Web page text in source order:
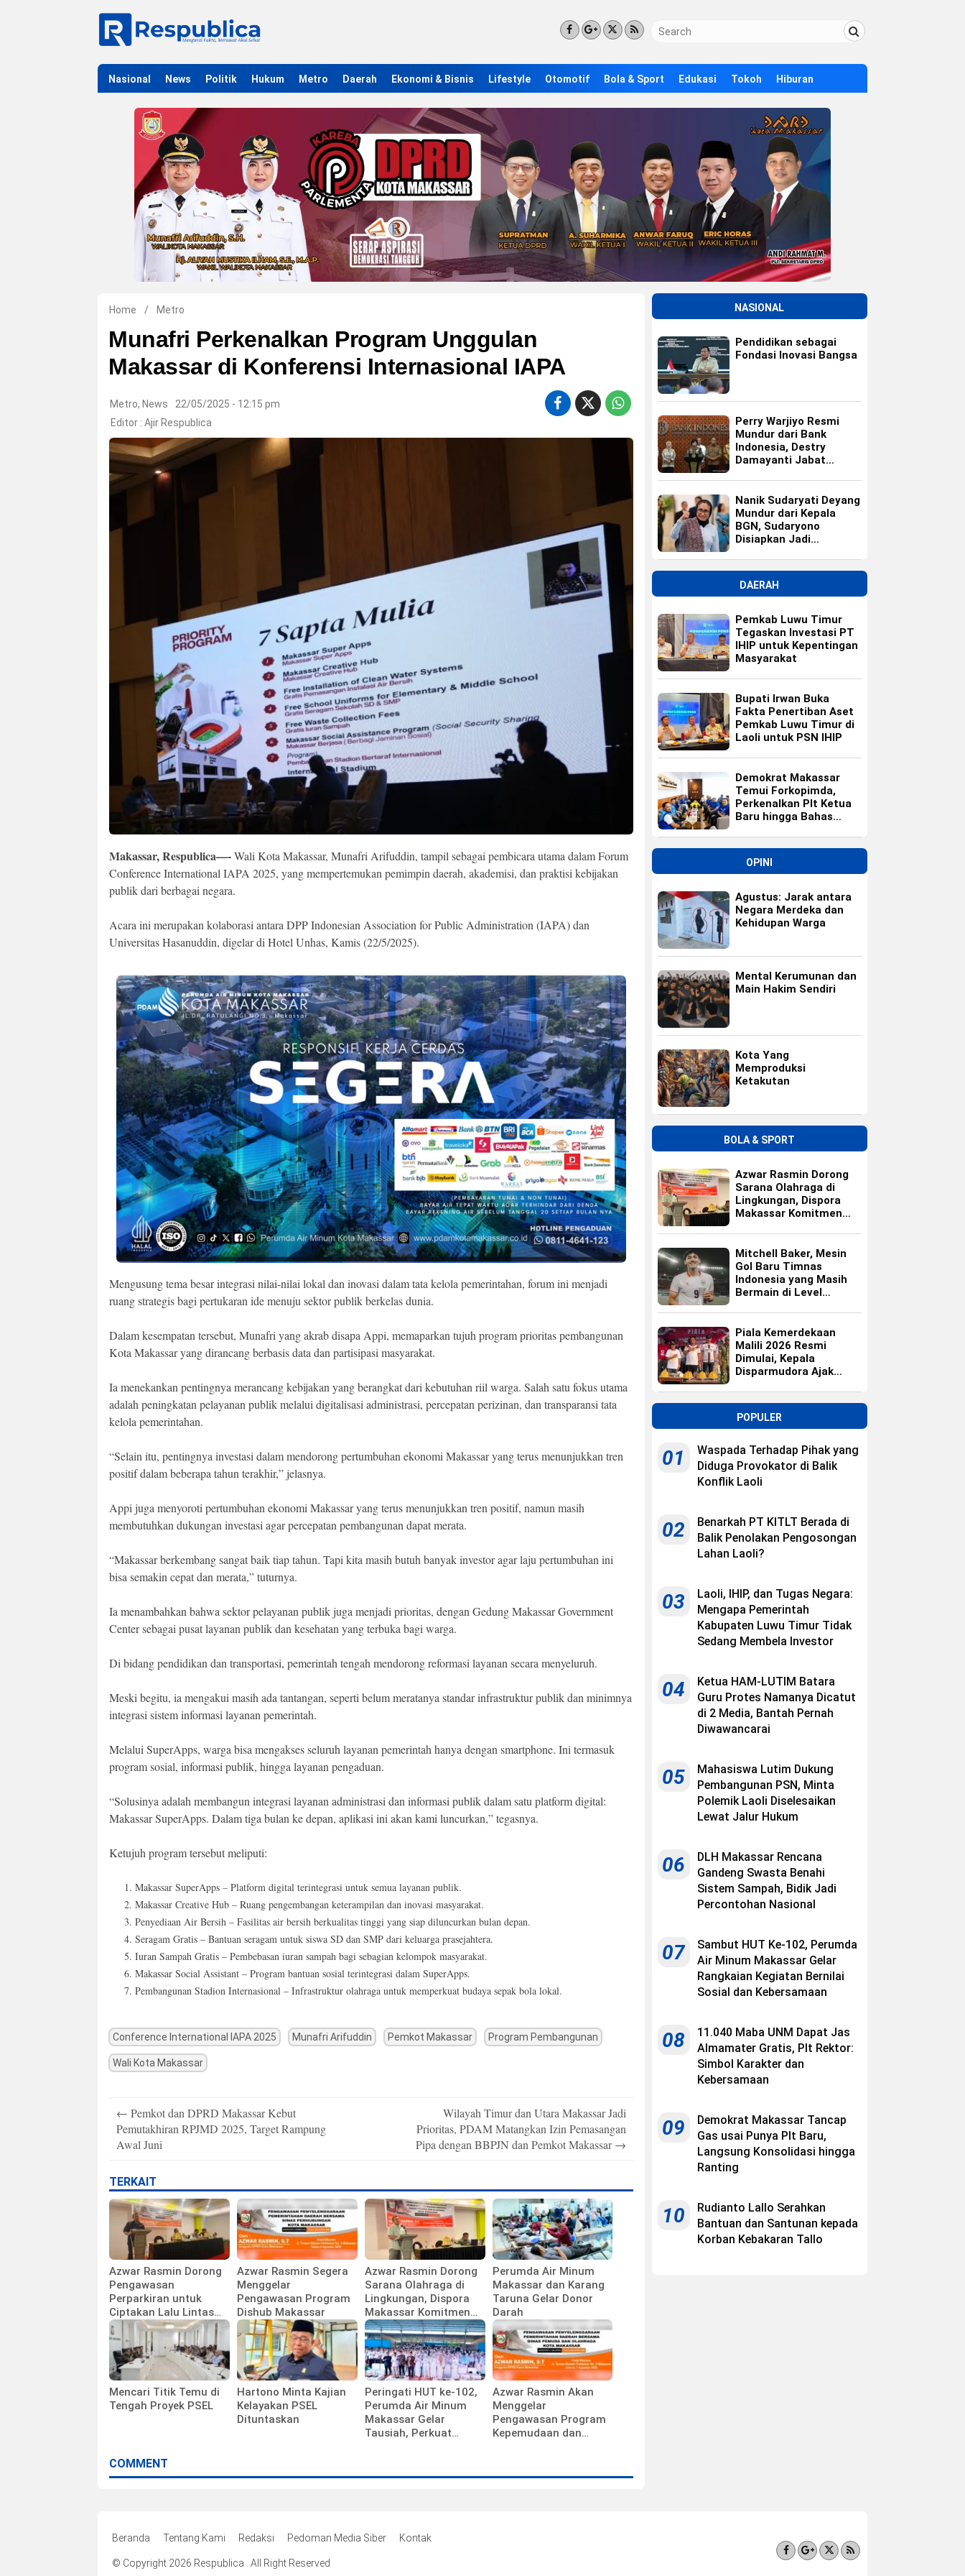
Nasional News Politik Hukum Metro Daerah Ekonomi & Bisnis Lifestyle Otomotif Bola & Sport Edukasi Tokoh Hiburan
Home / Metro
Munafri Perkenalkan Program Unggulan
Makassar di Konferensi Internasional IAPA
Metro, News
22/05/2025 - 12:15 pm
Editor : Ajir Respublica
Makassar, Respublica—-Wali Kota Makassar, Munafri Arifuddin, tampil sebagai pembicara utama dalam Forum
Conference International IAPA 2025, yang mempertemukan pemimpin daerah, akademisi, dan praktisi kebijakan
publik dari berbagai negara.
Acara ini merupakan kolaborasi antara DPP Indonesian Association for Public Administration (IAPA) dan
Universitas Hasanuddin, digelar di Hotel Unhas, Kamis (22/5/2025).
Mengusung tema besar integrasi nilai-nilai lokal dan inovasi dalam tata kelola pemerintahan, forum ini menjadi
ruang strategis bagi pertukaran ide menuju sektor publik berkelas dunia.
Dalam kesempatan tersebut, Munafri yang akrab disapa Appi, memaparkan tujuh program prioritas pembangunan
Kota Makassar yang dirancang berbasis data dan partisipasi masyarakat.
Ia menekankan pentingnya merancang kebijakan yang berangkat dari kebutuhan riil warga. Salah satu fokus utama
adalah peningkatan pelayanan publik melalui digitalisasi administrasi, percepatan perizinan, dan transparansi tata
kelola pemerintahan.
“Selain itu, pentingnya investasi dalam mendorong pertumbuhan ekonomi Makassar yang terus menunjukkan tren
positif dalam beberapa tahun terakhir,” jelasnya.
Appi juga menyoroti pertumbuhan ekonomi Makassar yang terus menunjukkan tren positif, namun masih
membutuhkan dukungan investasi agar percepatan pembangunan dapat merata.
“Makassar berkembang sangat baik tiap tahun. Tapi kita masih butuh banyak investor agar laju pertumbuhan ini
bisa semakin cepat dan merata,” tuturnya.
Ia menambahkan bahwa sektor pelayanan publik juga menjadi prioritas, dengan Gedung Makassar Government
Center sebagai pusat layanan publik dan kesehatan yang terbuka bagi warga.
Di bidang pendidikan dan transportasi, pemerintah tengah mendorong reformasi layanan secara menyeluruh.
Meski begitu, ia mengakui masih ada tantangan, seperti belum meratanya standar infrastruktur publik dan minimnya
integrasi sistem informasi layanan pemerintah.
Melalui SuperApps, warga bisa mengakses seluruh layanan pemerintah hanya dengan smartphone. Ini termasuk
program sosial, informasi publik, hingga layanan pengaduan.
“Solusinya adalah membangun integrasi layanan administrasi dan informasi publik dalam satu platform digital:
Makassar SuperApps. Dalam tiga bulan ke depan, aplikasi ini akan kami luncurkan,” tegasnya.
Ketujuh program tersebut meliputi:
Makassar SuperApps – Platform digital terintegrasi untuk semua layanan publik.
Makassar Creative Hub – Ruang pengembangan keterampilan dan inovasi masyarakat.
Penyediaan Air Bersih – Fasilitas air bersih berkualitas tinggi yang siap diluncurkan bulan depan.
Seragam Gratis – Bantuan seragam untuk siswa SD dan SMP dari keluarga prasejahtera.
Iuran Sampah Gratis – Pembebasan iuran sampah bagi sebagian kelompok masyarakat.
Makassar Social Assistant – Program bantuan sosial terintegrasi dalam SuperApps.
Pembangunan Stadion Internasional – Infrastruktur olahraga untuk memperkuat budaya sepak bola lokal.
Conference International IAPA 2025 Munafri Arifuddin Pemkot Makassar Program Pembangunan
Wali Kota Makassar
navigation
← Pemkot dan DPRD Makassar Kebut
Pemutakhiran RPJMD 2025, Target Rampung
Awal Juni
Wilayah Timur dan Utara Makassar Jadi
Prioritas, PDAM Matangkan Izin Pemasangan
Pipa dengan BBPJN dan Pemkot Makassar→
TERKAIT
Azwar Rasmin Dorong
Pengawasan
Perparkiran untuk
Ciptakan Lalu Lintas
Tertib
Azwar Rasmin Segera
Menggelar
Pengawasan Program
Dishub Makassar
Azwar Rasmin Dorong
Sarana Olahraga di
Lingkungan, Dispora
Makassar Komitmen
Bangun Fasilitas
Perumda Air Minum
Makassar dan Karang
Taruna Gelar Donor
Darah
Mencari Titik Temu di
Tengah Proyek PSEL
Hartono Minta Kajian
Kelayakan PSEL
Dituntaskan
Peringati HUT ke-102,
Perumda Air Minum
Makassar Gelar
Tausiah, Perkuat
Azwar Rasmin Akan
Menggelar
Pengawasan Program
Kepemudaan dan
COMMENT
NASIONAL
Pendidikan sebagai
Fondasi Inovasi Bangsa
Perry Warjiyo Resmi
Mundur dari Bank
Indonesia, Destry
Damayanti Jabat
Nanik Sudaryati Deyang
Mundur dari Kepala
BGN, Sudaryono
Disiapkan Jadi
DAERAH
Pemkab Luwu Timur
Tegaskan Investasi PT
IHIP untuk Kepentingan
Masyarakat
Bupati Irwan Buka
Fakta Penertiban Aset
Pemkab Luwu Timur di
Laoli untuk PSN IHIP
Demokrat Makassar
Temui Forkopimda,
Perkenalkan Plt Ketua
Baru hingga Bahas
OPINI
Agustus: Jarak antara
Negara Merdeka dan
Kehidupan Warga
Mental Kerumunan dan
Main Hakim Sendiri
Kota Yang
Memproduksi
Ketakutan
BOLA & SPORT
Azwar Rasmin Dorong
Sarana Olahraga di
Lingkungan, Dispora
Makassar Komitmen
Mitchell Baker, Mesin
Gol Baru Timnas
Indonesia yang Masih
Bermain di Level
Piala Kemerdekaan
Malili 2026 Resmi
Dimulai, Kepala
Disparmudora Ajak
POPULER
01
Waspada Terhadap Pihak yang
Diduga Provokator di Balik
Konflik Laoli
02
Benarkah PT KITLT Berada di
Balik Penolakan Pengosongan
Lahan Laoli?
03
Laoli, IHIP, dan Tugas Negara:
Mengapa Pemerintah
Kabupaten Luwu Timur Tidak
Sedang Membela Investor
04
Ketua HAM-LUTIM Batara
Guru Protes Namanya Dicatut
di 2 Media, Bantah Pernah
Diwawancarai
05
Mahasiswa Lutim Dukung
Pembangunan PSN, Minta
Polemik Laoli Diselesaikan
Lewat Jalur Hukum
06
DLH Makassar Rencana
Gandeng Swasta Benahi
Sistem Sampah, Bidik Jadi
Percontohan Nasional
07
Sambut HUT Ke-102, Perumda
Air Minum Makassar Gelar
Rangkaian Kegiatan Bernilai
Sosial dan Kebersamaan
08
11.040 Maba UNM Dapat Jas
Almamater Gratis, Plt Rektor:
Simbol Karakter dan
Kebersamaan
09
Demokrat Makassar Tancap
Gas usai Punya Plt Baru,
Langsung Konsolidasi hingga
Ranting
10
Rudianto Lallo Serahkan
Bantuan dan Santunan kepada
Korban Kebakaran Tallo
Beranda Tentang Kami Redaksi Pedoman Media Siber Kontak
© Copyright 2026 Respublica . All Right Reserved